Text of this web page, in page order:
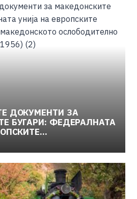
ДОКУМЕНТИ ЗА
БУГАРИ: ФЕДЕРАЛНАТА
И МАКЕДОНСКОТО
ДВИЖЕЊЕ (1949–